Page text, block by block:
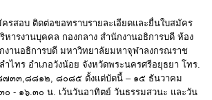
บ ติดต่อขอทราบรายละเอียดและยื่นใบสมัคร
หารงานบุคคล กองกลาง สำนักงานอธิการบดี ห้อง
งานอธิการบดี มหาวิทยาลัยมหาจุฬาลงกรณราช
ไทร อำเภอวังน้อย จังหวัดพระนครศรีอยุธยา โทร.
๓๓,๘๘๑๒, ๘๐๘๕ ตั้งแต่บัดนี้ – ๑๕ ธันวาคม
- ๑๖.๓๐ น. เว้นวันอาทิตย์ วันธรรมสวนะ และวัน